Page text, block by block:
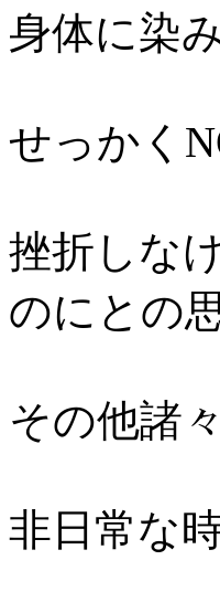
身体に染
せっかく
挫折しな
のにとの
その他諸
非日常な